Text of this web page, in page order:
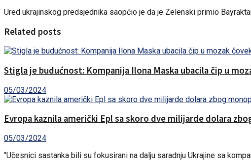
Ured ukrajinskog predsjednika saopćio je da je Zelenski primio
Related posts
Stigla je budućnost: Kompanija Ilona Maska ubacila čip u
05/03/2024
Evropa kaznila američki Epl sa skoro dve milijarde dolara
05/03/2024
“Učesnici sastanka bili su fokusirani na dalju saradnju Ukrajine sa